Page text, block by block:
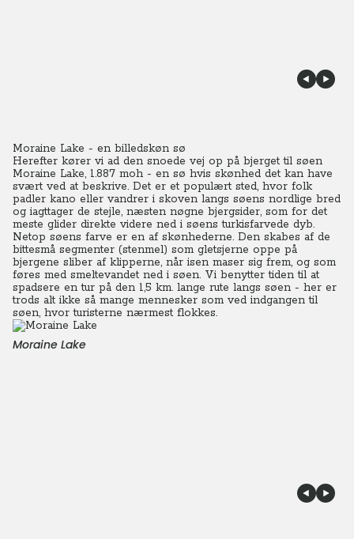
Moraine Lake - en billedskøn sø
Herefter kører vi ad den snoede vej op på bjerget til søen
Moraine Lake, 1.887 moh - en sø hvis skønhed det kan have
svært ved at beskrive. Det er et populært sted, hvor folk
padler kano eller vandrer i skoven langs søens nordlige bred
og iagttager de stejle, næsten nøgne bjergsider, som for det
meste glider direkte videre ned i søens turkisfarvede dyb.
Netop søens farve er en af skønhederne. Den skabes af de
bittesmå segmenter (stenmel) som gletsjerne oppe på
bjergene sliber af klipperne, når isen maser sig frem, og som
føres med smeltevandet ned i søen. Vi benytter tiden til at
spadsere en tur på den 1,5 km. lange rute langs søen - her er
trods alt ikke så mange mennesker som ved indgangen til
søen, hvor turisterne nærmest flokkes.
Moraine Lake